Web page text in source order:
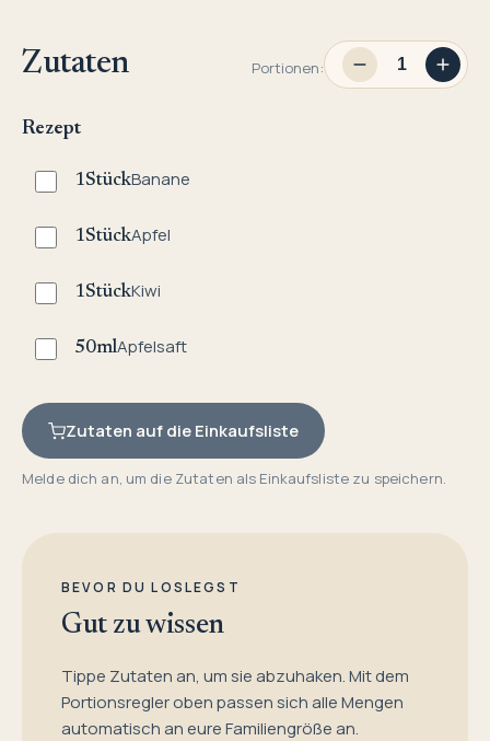
Zutaten Portionen:
Rezept
1StückBanane
1StückApfel
1StückKiwi
50mlApfelsaft
Zutaten auf die Einkaufsliste
Melde dich an, um die Zutaten als Einkaufsliste zu speichern.
BEVOR DU LOSLEGST
Gut zu wissen
Tippe Zutaten an, um sie abzuhaken. Mit dem
Portionsregler oben passen sich alle Mengen
automatisch an eure Familiengröße an.